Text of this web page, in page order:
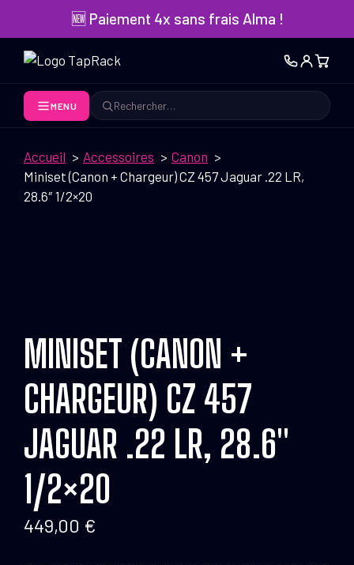
contenu
🆕 Paiement 4x sans frais Alma !
MENU
Rechercher
Accueil Accessoires
Canon
Miniset (Canon + Chargeur) CZ 457 Jaguar .22 LR,
28.6″ 1/2×20
MINISET (CANON +
CHARGEUR) CZ 457
JAGUAR .22 LR, 28.6″
1/2×20
449,00 €